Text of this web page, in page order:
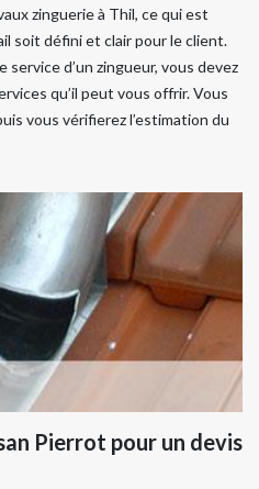
zinguerie à Thil, ce qui est
soit défini et clair pour le client.
service d’un zingueur, vous devez
qu’il peut vous offrir. Vous
vous vérifierez l’estimation du
Pierrot pour un devis